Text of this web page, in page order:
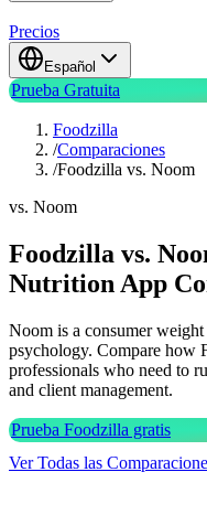
Precios
Español
Prueba Gratuita
Foodzilla
/Comparaciones
/Foodzilla vs. Noom
vs. Noom
Foodzilla vs.
Nutrition App
Noom is a consumer
psychology. Compare how
professionals who need to
and client management.
Prueba Foodzilla gratis
Ver Todas las